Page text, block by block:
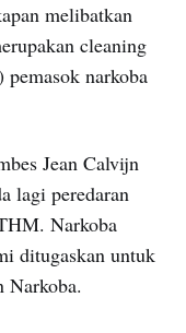
melibatkan
cleaning
narkoba
Jean Calvijn
lagi peredaran
Narkoba
ditugaskan untuk
Narkoba.